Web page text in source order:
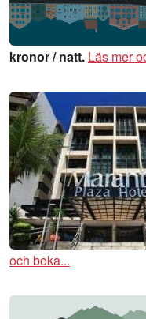
kronor / natt. Läs mer
och boka...